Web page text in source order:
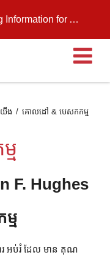
for August 11, 2026
ប
ើង គោលដៅ & បេសកកម្ម
ម
F. Hughes
ម
រ អប់រំ ដែល មាន គុណ